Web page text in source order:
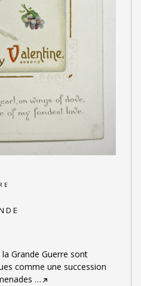
Grande Guerre sont
comme une succession
…